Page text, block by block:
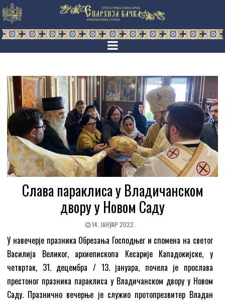
Слава параклиса у Владичанском
двору у Новом Саду
14. ЈАНУАР 2022.
У навечерје празника Обрезања Господњег и спомена на светог
Василија Великог, архиепископа Кесарије Кападокијске, у
четвртак, 31. децембра / 13. јануара, почела је прослава
престоног празника параклиса у Владичанском двору у Новом
Саду. Празнично вечерње је служио протопрезвитер Владан